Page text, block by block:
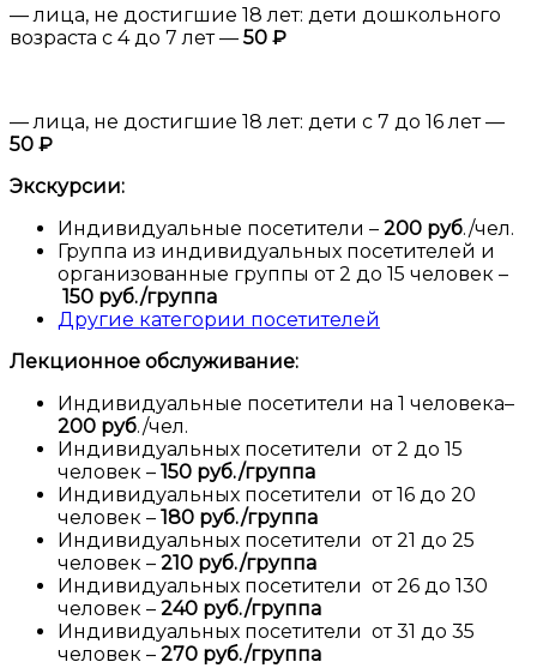
— лица, не достигшие 18 лет: дети дошкольного
возраста с 4 до 7 лет — 50 ₽
— лица, не достигшие 18 лет: дети с 7 до 16 лет —
50 ₽
Экскурсии:
Индивидуальные посетители – 200 руб./чел.
Группа из индивидуальных посетителей и
организованные группы от 2 до 15 человек –
150 руб./группа
Другие категории посетителей
Лекционное обслуживание:
Индивидуальные посетители на 1 человека–
200 руб./чел.
Индивидуальных посетители от 2 до 15
человек – 150 руб./группа
Индивидуальных посетители от 16 до 20
человек – 180 руб./группа
Индивидуальных посетители от 21 до 25
человек – 210 руб./группа
Индивидуальных посетители от 26 до 130
человек – 240 руб./группа
Индивидуальных посетители от 31 до 35
человек – 270 руб./группа